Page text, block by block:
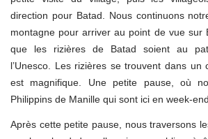
direction pour Batad. Nous continuons
montagne pour arriver au point de vue sur
que les rizières de Batad soient au
l’Unesco. Les rizières se trouvent dans un
est magnifique. Une petite pause, où
Philippins de Manille qui sont ici en week-
Après cette petite pause, nous traversons